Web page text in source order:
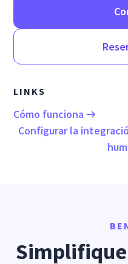
LINKS
Cómo funciona
Configurar la